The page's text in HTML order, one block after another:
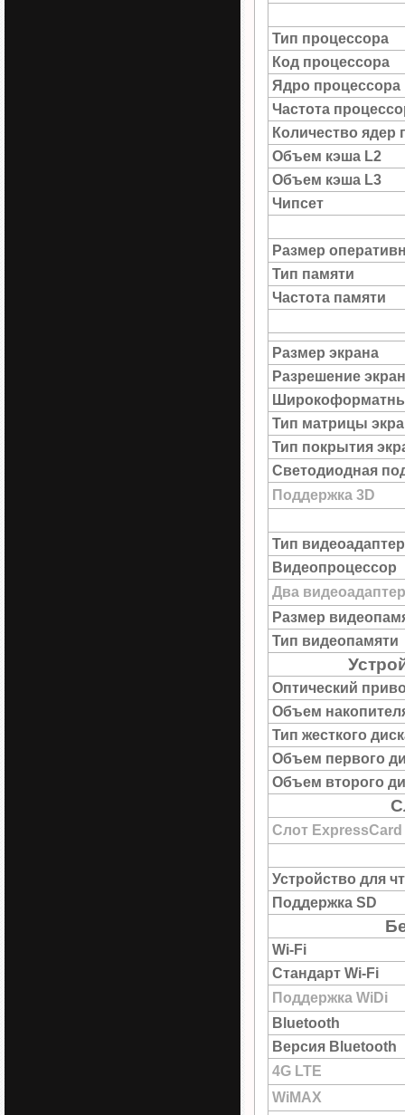
Тип процессора
Код процессора
Ядро процессора
Частота
Количество ядер
Объем кэша L2
Объем кэша L3
Чипсет
Размер
Тип памяти
Частота памяти
Размер экрана
Разрешение
Тип матрицы
Тип покрытия
Светодиодная
Поддержка 3D
Тип
Видеопроцессор
Два
Размер
Тип видеопамяти
Оптический
Объем
Тип жесткого
Объем первого
Объем второго
Слот ExpressCard
Устройство для
Поддержка SD
Wi-Fi
Стандарт Wi-Fi
Поддержка WiDi
Bluetooth
Версия Bluetooth
4G LTE
WiMAX